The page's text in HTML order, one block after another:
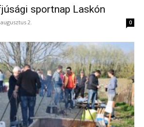
sportnap Laskón
2. 0